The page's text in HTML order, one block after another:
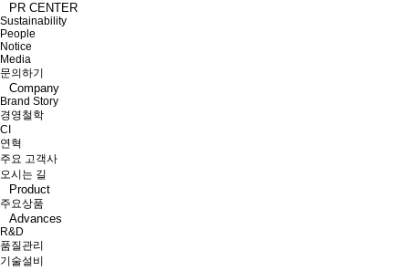
PR CENTER
Sustainability
People
Notice
Media
문의하기
Company
Brand Story
경영철학
CI
연혁
주요 고객사
오시는 길
Product
주요상품
Advances
R&D
품질관리
기술설비